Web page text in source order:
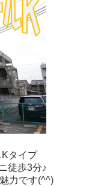
タイプ
徒歩3分♪
力です(^^)